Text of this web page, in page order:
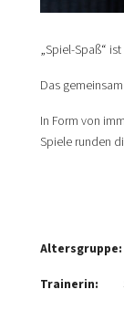
„Spiel-Spaß“
Das
In Form von
Spiele runden
Altersgruppe:
Trainerin: